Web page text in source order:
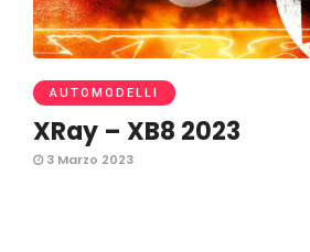
AUTOMODELLI
XRay – XB8 2023
3 Marzo 2023